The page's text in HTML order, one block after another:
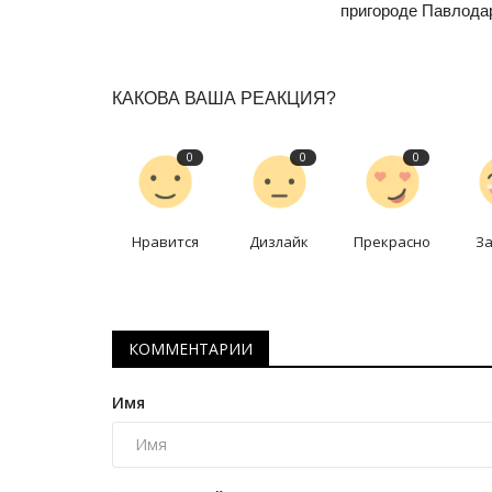
пригороде
КАКОВА ВАША РЕАКЦИЯ?
0
Нравится
0
Дизлайк
0
Прекрасно
КОММЕНТАРИИ
Имя